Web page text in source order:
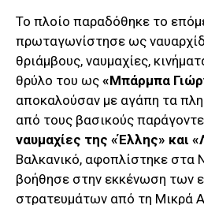
Το πλοίο παραδόθηκε το
πρωταγωνίστησε ως
θριάμβους, ναυμαχίες,
θρύλο του ως «Μπάρμπα
αποκαλούσαν με αγάπη τα
από τους βασικούς
ναυμαχίες της «Έλλης» και
Βαλκανικό, αφοπλίστηκε στα
βοήθησε στην εκκένωση των
στρατευμάτων από τη Μικρά